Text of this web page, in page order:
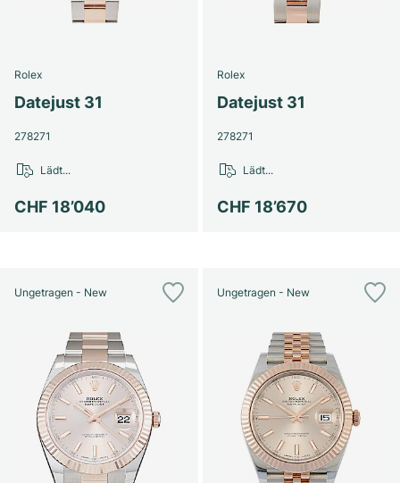
Rolex
Datejust 31
278271
CHF 18’040
Lädt...
Rolex
Datejust 31
278271
CHF 18’670
Lädt...
Ungetragen - New Ungetragen - New